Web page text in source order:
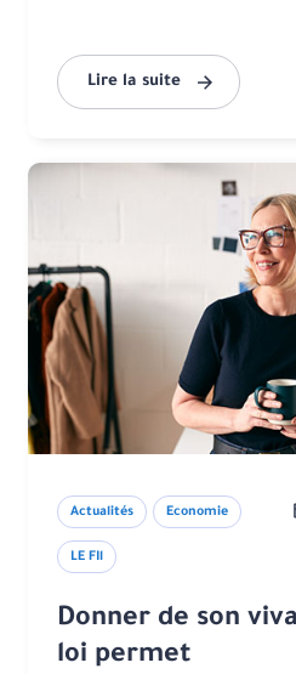
Lire la suite
Actualités Economie
LE FIl
Donner de son
loi permet